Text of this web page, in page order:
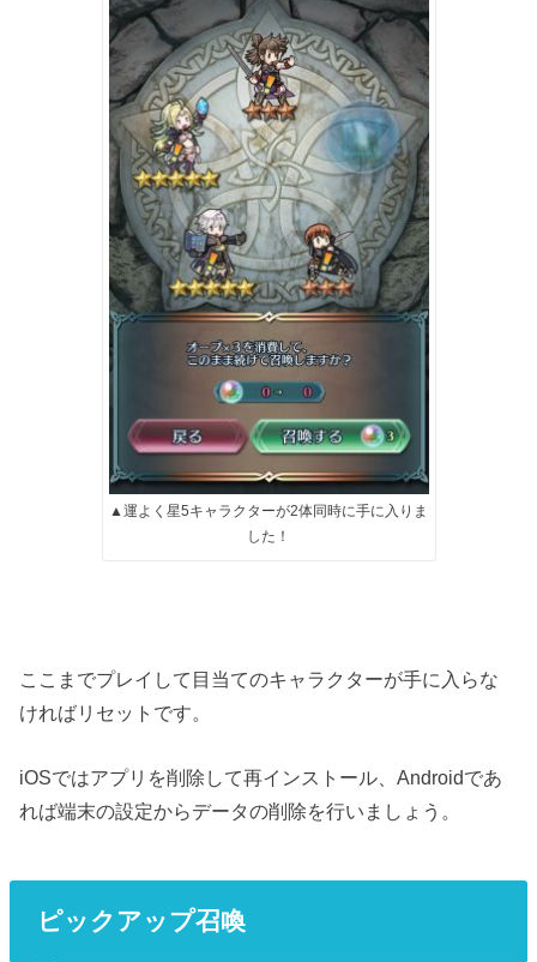
▲運よく星5キャラクターが2体同時に手に入りま
した！
ここまでプレイして目当てのキャラクターが手に入らな
ければリセットです。
iOSではアプリを削除して再インストール、Androidであ
れば端末の設定からデータの削除を行いましょう。
ピックアップ召喚